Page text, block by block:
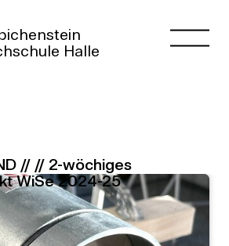
Halle
// // 2-wöchiges
WiSe 2024-25